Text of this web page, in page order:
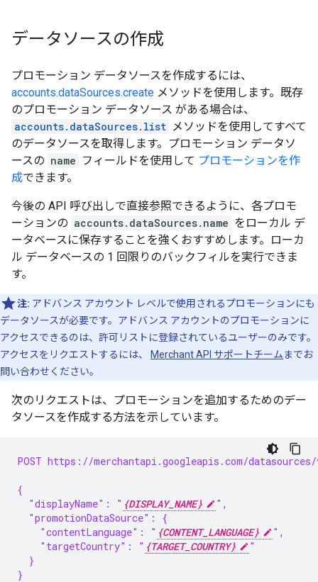
データソースの作成
プロモーション データソースを作成するには、
accounts.dataSources.create メソッドを使用します。既存
のプロモーション データソース がある場合は、
accounts.dataSources.list メソッドを使用してすべて
のデータソースを取得します。プロモーション データソ
ースの name フィールドを使用して プロモーションを作
成できます。
今後の API 呼び出しで直接参照できるように、各プロモ
ーションの accounts.dataSources.name をローカル デ
ータベースに保存することを強くおすすめします。ローカ
ル データベースの 1 回限りのバックフィルを実行できま
す。
注: アドバンス アカウント レベルで使用されるプロモーションにも
データソースが必要です。アドバンス アカウントのプロモーションに
アクセスできるのは、許可リストに登録されているユーザーのみです。
アクセスをリクエストするには、
Merchant API サポートチームまでお
問い合わせください。
次のリクエストは、プロモーションを追加するためのデー
タソースを作成する方法を示しています。
POST https://merchantapi.googleapis.com/
{
  "displayName": "
{DISPLAY_NAME}
",
  "promotionDataSource": {
    "contentLanguage": "
{CONTENT_LANGUAGE}
",
    "targetCountry": "
{TARGET_COUNTRY}
"
  }
}